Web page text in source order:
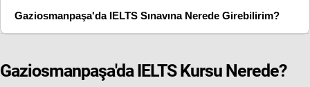
Gaziosmanpaşa'da IELTS Sınavına Nerede Girebilirim?
Gaziosmanpaşa'da IELTS Kursu Nerede?